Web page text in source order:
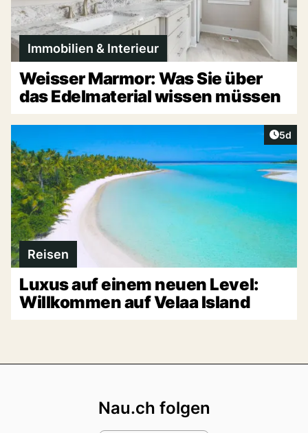
Immobilien & Interieur
Weisser Marmor: Was Sie über
das Edelmaterial wissen müssen
5d
Reisen
Luxus auf einem neuen Level:
Willkommen auf Velaa Island
Nau.ch folgen